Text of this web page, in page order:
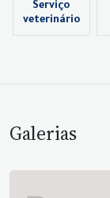
Serviço
veterinário
Galerias